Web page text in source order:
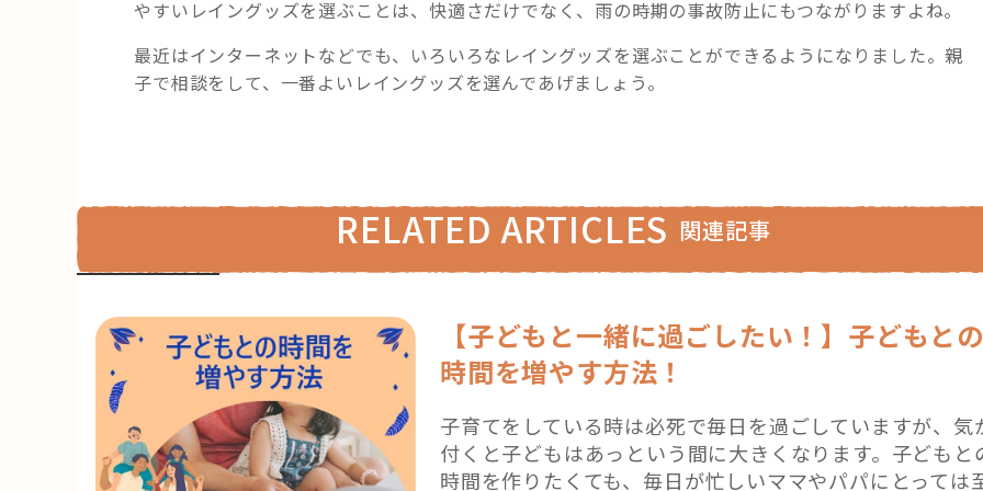
やすいレイングッズを選ぶことは、快適さだけでなく、雨の時期の事故防止にもつながりますよね。
最近はインターネットなどでも、いろいろなレイングッズを選ぶことができるようになりました。親
子で相談をして、一番よいレイングッズを選んであげましょう。
RELATED ARTICLES 関連記事
【子どもと一緒に過ごしたい！】子どもとの
時間を増やす方法！
子育てをしている時は必死で毎日を過ごしていますが、気
付くと子どもはあっという間に大きくなります。子どもと
時間を作りたくても、毎日が忙しいママやパパにとっては